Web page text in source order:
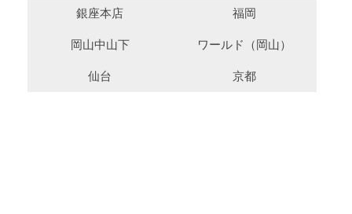
銀座本店 福岡
岡山中山下 ワールド（岡山）
仙台 京都